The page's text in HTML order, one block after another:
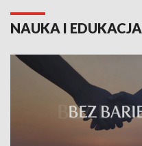
NAUKA I EDUKACJA